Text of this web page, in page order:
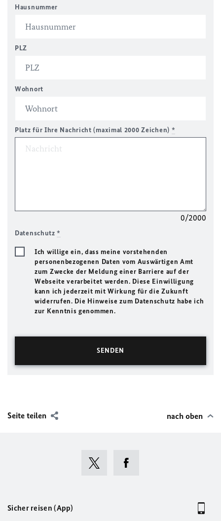
Hausnummer
PLZ
Wohnort
Platz für Ihre Nachricht (maximal 2000 Zeichen) *
0/2000
Datenschutz*
Ich willige ein, dass meine vorstehenden
personenbezogenen Daten vom Auswärtigen Amt
zum Zwecke der Meldung einer Barriere auf der
Webseite verarbeitet werden. Diese Einwilligung
kann ich jederzeit mit Wirkung für die Zukunft
widerrufen. Die Hinweise zum Datenschutz habe ich
zur Kenntnis genommen.
Seite teilen nach oben
Sicher reisen (App)